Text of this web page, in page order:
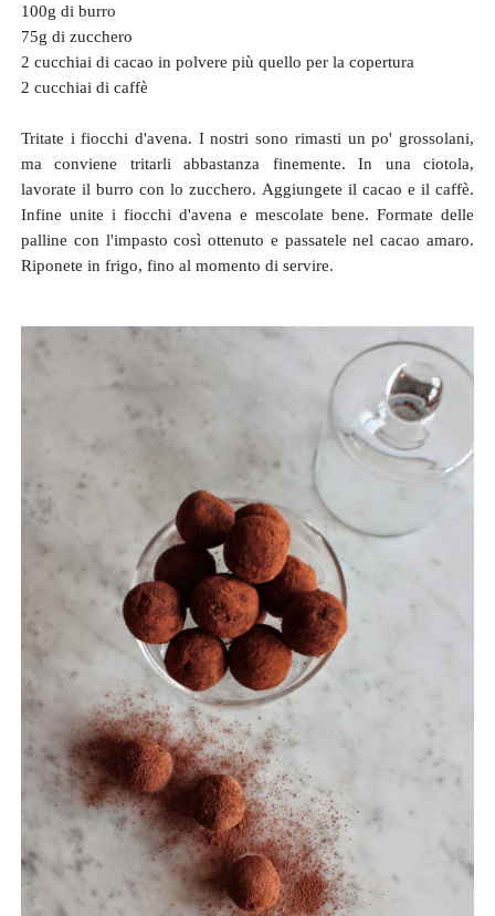
100g di burro
75g di zucchero
2 cucchiai di cacao in polvere più quello per la copertura
2 cucchiai di caffè
Tritate i fiocchi d'avena. I nostri sono rimasti un po' grossolani,
ma conviene tritarli abbastanza finemente. In una ciotola,
lavorate il burro con lo zucchero. Aggiungete il cacao e il caffè.
Infine unite i fiocchi d'avena e mescolate bene. Formate delle
palline con l'impasto così ottenuto e passatele nel cacao amaro.
Riponete in frigo, fino al momento di servire.